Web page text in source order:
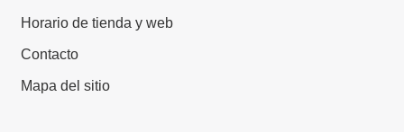
Horario de tienda y web
Contacto
Mapa del sitio